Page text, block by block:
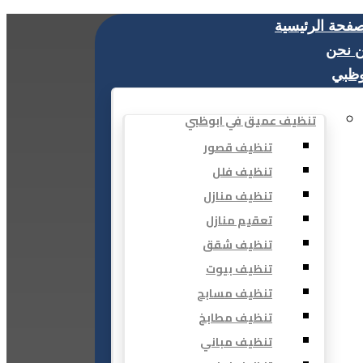
الرئيسية
نحن
تنظيف عميق في ابوظبي
تنظيف قصور
تنظيف فلل
تنظيف منازل
تعقيم منازل
تنظيف شقق
تنظيف بيوت
تنظيف مسابح
تنظيف مطابخ
تنظيف مباني